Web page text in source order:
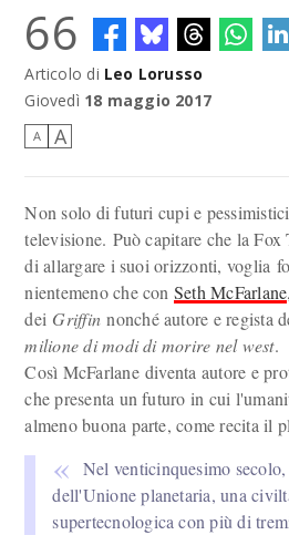
Cosa potrebbe andare storto?
66
Articolo di Leo Lorusso
Giovedì 18 maggio 2017
A A
Non solo di futuri cupi e
televisione. Può capitare che la
di allargare i suoi orizzonti, voglia
nientemeno che con Seth McFarlane
dei Griffin nonché autore e regista
milione di modi di morire nel west.
Così McFarlane diventa autore e
che presenta un futuro in cui
almeno buona parte, come recita il
Nel venticinquesimo
dell'Unione planetaria, una
supertecnologica con più di